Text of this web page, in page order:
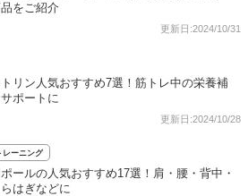
をご紹介
更新日:2024/10/31
リン人気おすすめ7選！筋トレ中の栄養補
ポートに
更新日:2024/10/28
レーニング
ールの人気おすすめ17選！肩・腰・背中・
はぎなどに